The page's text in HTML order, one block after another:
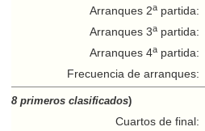
Arranques 2a partida:
Arranques 3a partida:
Arranques 4a partida:
Frecuencia de arranques:
8 primeros clasificados)
Cuartos de final: